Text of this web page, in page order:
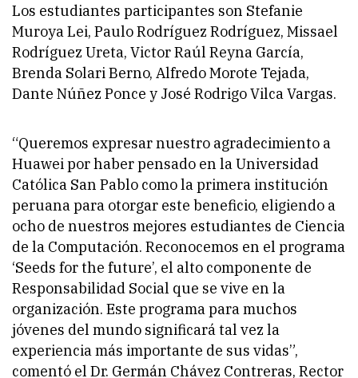
Los estudiantes participantes son Stefanie
Muroya Lei, Paulo Rodríguez Rodríguez, Missael
Rodríguez Ureta, Victor Raúl Reyna García,
Brenda Solari Berno, Alfredo Morote Tejada,
Dante Núñez Ponce y José Rodrigo Vilca Vargas.
“Queremos expresar nuestro agradecimiento a
Huawei por haber pensado en la Universidad
Católica San Pablo como la primera institución
peruana para otorgar este beneficio, eligiendo a
ocho de nuestros mejores estudiantes de Ciencia
de la Computación. Reconocemos en el programa
‘Seeds for the future’, el alto componente de
Responsabilidad Social que se vive en la
organización. Este programa para muchos
jóvenes del mundo significará tal vez la
experiencia más importante de sus vidas”,
comentó el Dr. Germán Chávez Contreras, Rector